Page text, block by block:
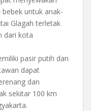
untuk anak-
Glagah terletak
dari kota
pasir putih dan
dapat
dan
sekitar 100 km